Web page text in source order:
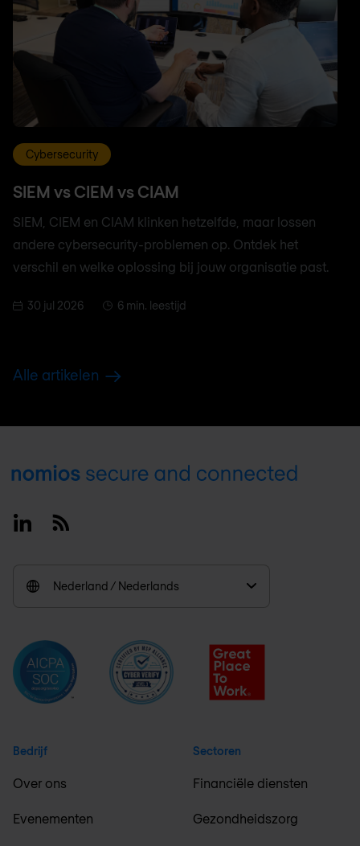
Cybersecurity
SIEM vs CIEM vs CIAM
SIEM, CIEM en CIAM klinken hetzelfde, maar lossen
andere cybersecurity-problemen op. Ontdek het
verschil en welke oplossing bij jouw organisatie past.
30 jul 2026 6 min. leestijd
Alle artikelen
Footer
LinkedinRSS
Nederland / Nederlands
Bedrijf
Over ons
Evenementen
Sectoren
Financiële diensten
Gezondheidszorg